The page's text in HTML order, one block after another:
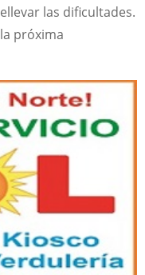
las dificultades.
próxima